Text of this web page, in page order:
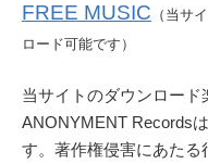
FREE MUSIC （当サ
ロード可能です）
当サイトのダウンロード
ANONYMENT Records
す。著作権侵害にあたる